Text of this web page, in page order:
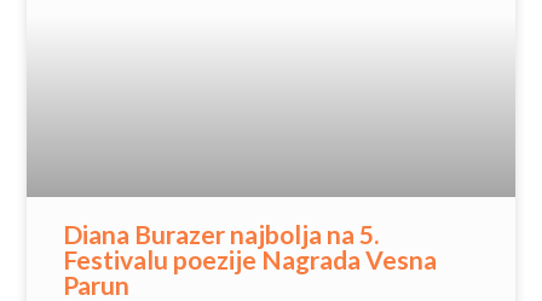
Diana Burazer najbolja na 5.
Festivalu poezije Nagrada Vesna
Parun